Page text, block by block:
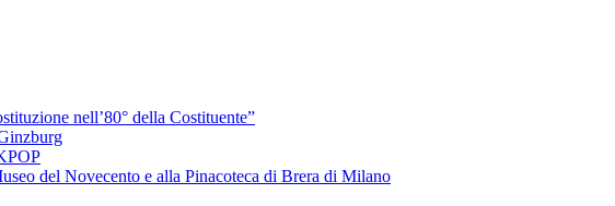
nell’80° della Costituente”
del Novecento e alla Pinacoteca di Brera di Milano